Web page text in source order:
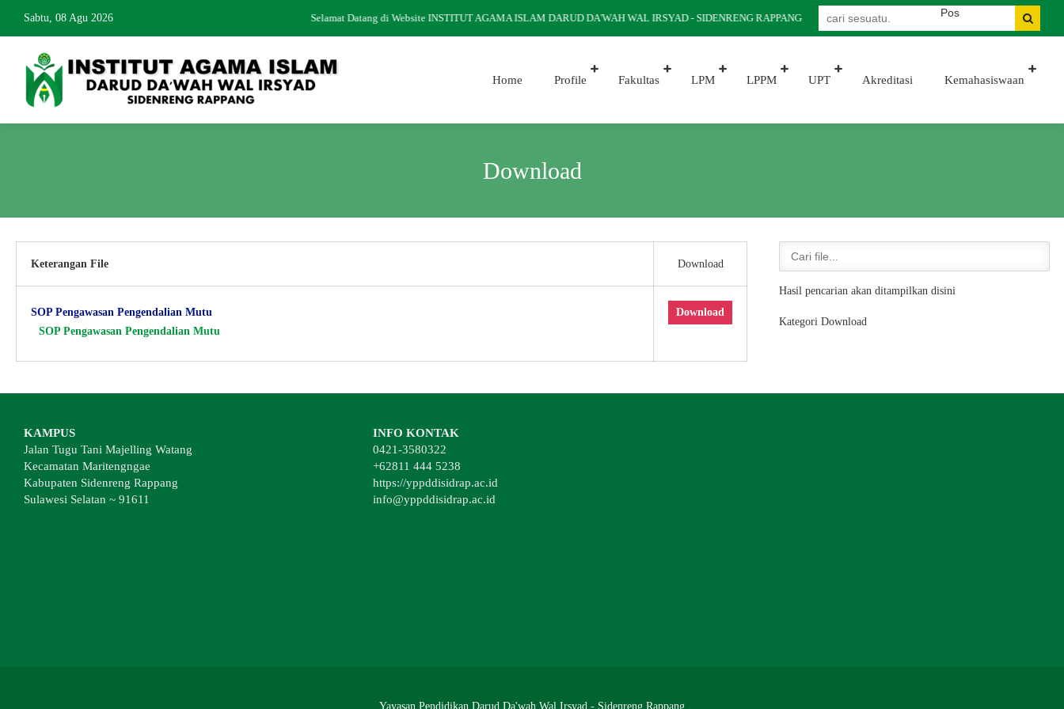
Sabtu, 08 Agu 2026 Selamat Datang di Website INSTITUT AGAMA ISLAM DARUD DA'WAH WAL IRSYAD - SIDENRENG RAPPANG
Home Profile Fakultas LPM LPPM UPT Akreditasi Kemahasiswaan
Download
Keterangan File Download
SOP Pengawasan Pengendalian Mutu
SOP Pengawasan Pengendalian Mutu
Download
Hasil pencarian akan ditampilkan disini
Kategori Download
KAMPUS
Jalan Tugu Tani Majelling Watang
Kecamatan Maritengngae
Kabupaten Sidenreng Rappang
Sulawesi Selatan ~ 91611
INFO KONTAK
0421-3580322
+62811 444 5238
https://yppddisidrap.ac.id
info@yppddisidrap.ac.id
Yayasan Pendidikan Darud Da'wah Wal Irsyad - Sidenreng Rappang